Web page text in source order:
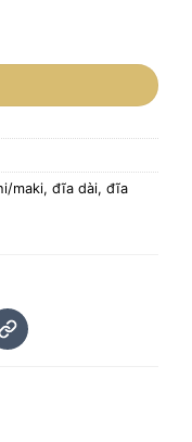
đồ nướng phong cách
maki, đĩa dài, đĩa